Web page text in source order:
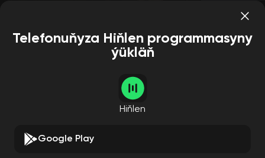
Ýene ýene
Telefonuňyza Hiňlen programmasyny
ýükläň
Hiňlen
Google Play